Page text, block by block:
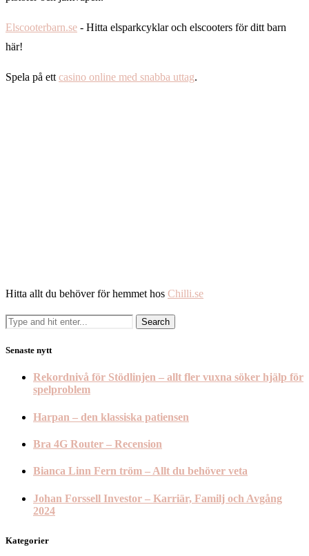
Elscooterbarn.se - Hitta elsparkcyklar och elscooters för ditt barn
här!
Spela på ett casino online med snabba uttag.
Hitta allt du behöver för hemmet hos Chilli.se
Senaste nytt
Rekordnivå för Stödlinjen – allt fler vuxna söker hjälp för
spelproblem
Harpan – den klassiska patiensen
Bra 4G Router – Recension
Bianca Linn Fern tröm – Allt du behöver veta
Johan Forssell Investor – Karriär, Familj och Avgång
2024
Kategorier